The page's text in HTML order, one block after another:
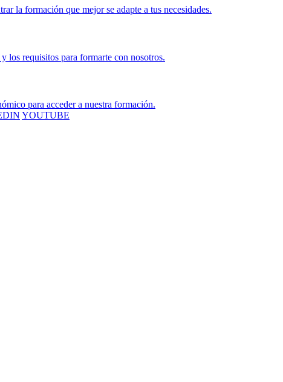
la formación que mejor se adapte a tus necesidades.
los requisitos para formarte con nosotros.
para acceder a nuestra formación.
YOUTUBE